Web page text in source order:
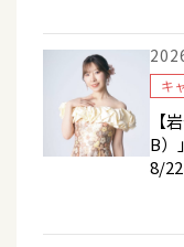
キ
【
B）
8/